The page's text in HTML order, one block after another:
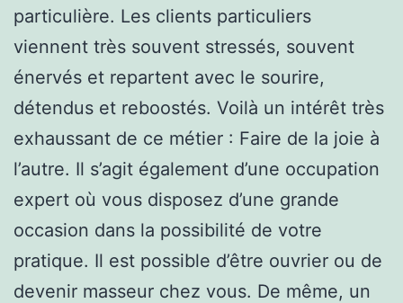
particulière. Les clients particuliers
viennent très souvent stressés, souvent
énervés et repartent avec le sourire,
détendus et reboostés. Voilà un intérêt très
exhaussant de ce métier : Faire de la joie à
l’autre. Il s’agit également d’une occupation
expert où vous disposez d’une grande
occasion dans la possibilité de votre
pratique. Il est possible d’être ouvrier ou de
devenir masseur chez vous. De même, un